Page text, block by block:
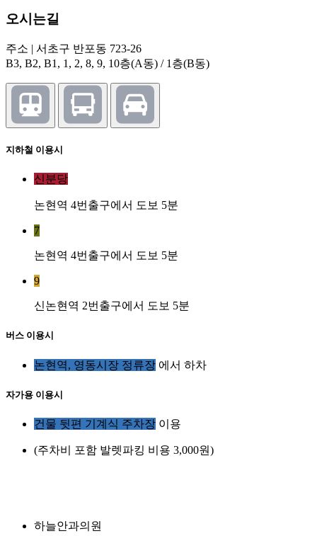
오시는길
주소 | 서초구 반포동 723-26
B3, B2, B1, 1, 2, 8, 9, 10층(A동) / 1층(B동)
지하철 이용시
신분당
논현역 4번출구에서 도보 5분
7
논현역 4번출구에서 도보 5분
9
신논현역 2번출구에서 도보 5분
버스 이용시
논현역, 영동시장 정류장 에서 하차
자가용 이용시
건물 뒷편 기계식 주차장 이용
(주차비 포함 발렛파킹 비용 3,000원)
하늘안과의원